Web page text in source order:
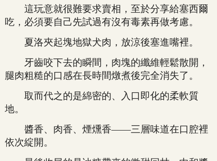
這玩意就很難要求賣相，至於分享給塞西爾
吃，必須要自己先試過有沒有毒素再做考慮。
夏洛夾起塊地獄犬肉，放涼後塞進嘴裡。
牙齒咬下去的瞬間，肉塊的纖維輕鬆散開，
腿肉粗糙的口感在長時間燉煮後完全消失了。
取而代之的是綿密的、入口即化的柔軟質
地。
醬香、肉香、煙燻香——三層味道在口腔裡
依次綻開。